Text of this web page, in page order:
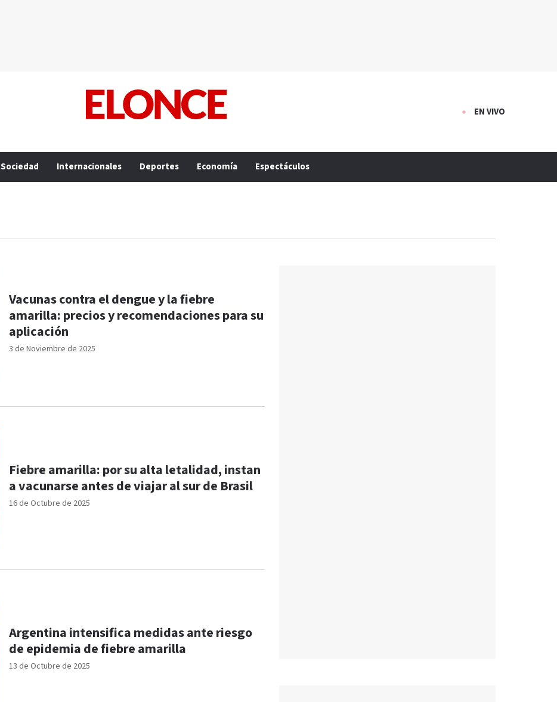
EN VIVO
Sociedad Internacionales Deportes Economía Espectáculos
3 de Noviembre de 2025
Vacunas contra el dengue y la fiebre
amarilla: precios y recomendaciones para su
aplicación
16 de Octubre de 2025
Fiebre amarilla: por su alta letalidad, instan
a vacunarse antes de viajar al sur de Brasil
13 de Octubre de 2025
Argentina intensifica medidas ante riesgo
de epidemia de fiebre amarilla